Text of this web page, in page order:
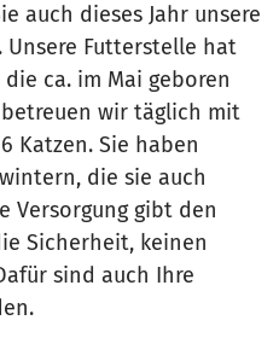
auch dieses Jahr unsere
Futterstelle hat
ca. im Mai geboren
wir täglich mit
Katzen. Sie haben
die sie auch
Versorgung gibt den
Sicherheit, keinen
sind auch Ihre